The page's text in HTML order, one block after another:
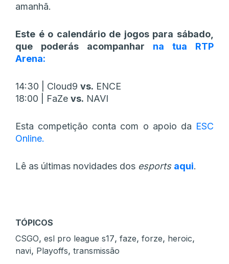
amanhã.
Este é o calendário de jogos para sábado,
que poderás acompanhar na tua RTP
Arena:
14:30 | Cloud9 vs. ENCE
18:00 | FaZe vs. NAVI
Esta competição conta com o apoio da ESC
Online.
Lê as últimas novidades dos esports aqui.
TÓPICOS
CSGO, esl pro league s17, faze, forze, heroic,
navi, Playoffs, transmissão